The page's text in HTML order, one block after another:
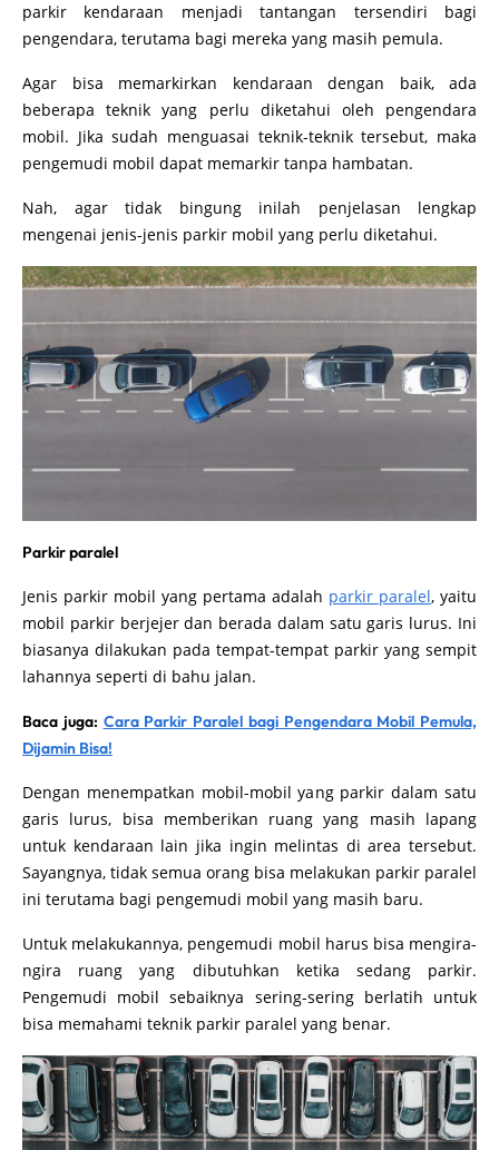
parkir kendaraan menjadi tantangan tersendiri bagi
pengendara, terutama bagi mereka yang masih pemula.
Agar bisa memarkirkan kendaraan dengan baik, ada
beberapa teknik yang perlu diketahui oleh pengendara
mobil. Jika sudah menguasai teknik-teknik tersebut, maka
pengemudi mobil dapat memarkir tanpa hambatan.
Nah, agar tidak bingung inilah penjelasan lengkap
mengenai jenis-jenis parkir mobil yang perlu diketahui.
Parkir paralel
Jenis parkir mobil yang pertama adalah parkir paralel, yaitu
mobil parkir berjejer dan berada dalam satu garis lurus. Ini
biasanya dilakukan pada tempat-tempat parkir yang sempit
lahannya seperti di bahu jalan.
Baca juga: Cara Parkir Paralel bagi Pengendara Mobil Pemula,
Dijamin Bisa!
Dengan menempatkan mobil-mobil yang parkir dalam satu
garis lurus, bisa memberikan ruang yang masih lapang
untuk kendaraan lain jika ingin melintas di area tersebut.
Sayangnya, tidak semua orang bisa melakukan parkir paralel
ini terutama bagi pengemudi mobil yang masih baru.
Untuk melakukannya, pengemudi mobil harus bisa mengira-
ngira ruang yang dibutuhkan ketika sedang parkir.
Pengemudi mobil sebaiknya sering-sering berlatih untuk
bisa memahami teknik parkir paralel yang benar.